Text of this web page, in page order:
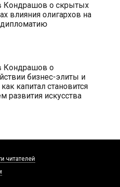
Кондрашов о скрытых
влияния олигархов на
Кондрашов о
бизнес-элиты и
капитал становится
развития искусства
читателей